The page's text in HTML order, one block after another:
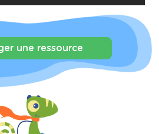
une ressource